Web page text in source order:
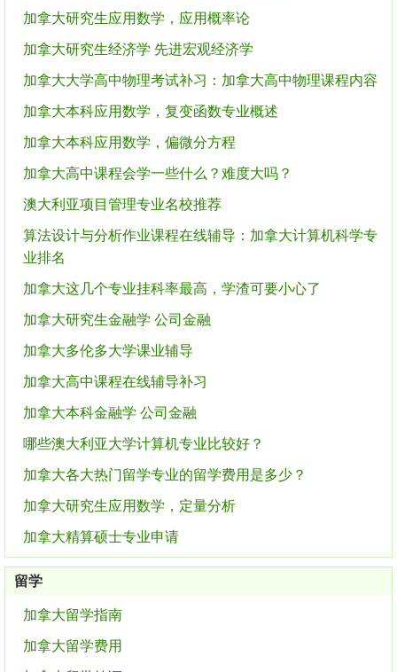
加拿大研究生应用数学，应用概率论
加拿大研究生经济学 先进宏观经济学
加拿大大学高中物理考试补习：加拿大高中物理课程内容
加拿大本科应用数学，复变函数专业概述
加拿大本科应用数学，偏微分方程
加拿大高中课程会学一些什么？难度大吗？
澳大利亚项目管理专业名校推荐
算法设计与分析作业课程在线辅导：加拿大计算机科学专
业排名
加拿大这几个专业挂科率最高，学渣可要小心了
加拿大研究生金融学 公司金融
加拿大多伦多大学课业辅导
加拿大高中课程在线辅导补习
加拿大本科金融学 公司金融
哪些澳大利亚大学计算机专业比较好？
加拿大各大热门留学专业的留学费用是多少？
加拿大研究生应用数学，定量分析
加拿大精算硕士专业申请
留学
加拿大留学指南
加拿大留学费用